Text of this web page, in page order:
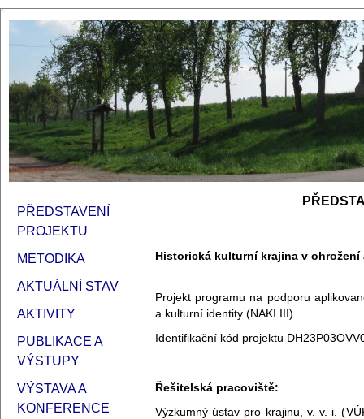
Historická kulturní krajina v
Projekt programu na podporu
a kulturní identity (NAKI III)
Identifikační kód projektu
Řešitelská pracoviště:
Výzkumný ústav pro krajinu, v. v. i. (
PŘEDSTAVENÍ
PROJEKTU
METODIKA
AKTUÁLNÍ STAV
AKTIVITY
PUBLIKACE A
VÝSTUPY
VÝSTAVA A
KONFERENCE